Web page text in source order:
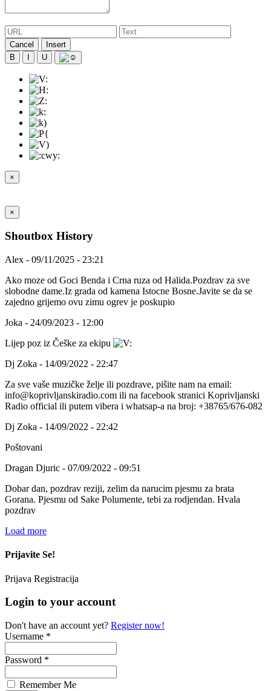
Cancel
Insert
B
U
×
×
Shoutbox History
Alex - 09/11/2025 - 23:21
Ako moze od Goci Benda i Crna ruza od Halida.Pozdrav za sve
slobodne dame.Iz grada od kamena Istocne Bosne.Javite se da se
zajedno grijemo ovu zimu ogrev je poskupio
Joka - 24/09/2023 - 12:00
Lijep poz iz Češke za ekipu
Dj Zoka - 14/09/2022 - 22:47
Za sve vaše muzičke želje ili pozdrave, pišite nam na email:
info@koprivljanskiradio.com ili na facebook stranici Koprivljanski
Radio official ili putem vibera i whatsap-a na broj: +38765/676-082
Dj Zoka - 14/09/2022 - 22:42
Poštovani
Dragan Djuric - 07/09/2022 - 09:51
Dobar dan, pozdrav reziji, zelim da narucim pjesmu za brata
Gorana. Pjesmu od Sake Polumente, tebi za rodjendan. Hvala
pozdrav
Load more
Prijavite Se!
Prijava Registracija
Login to your account
Don't have an account yet? Register now!
Username *
Password *
Remember Me